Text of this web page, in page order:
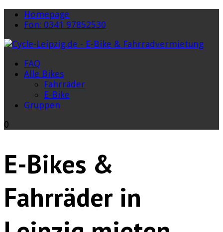
Homepage
Fon: 0341 97852530
FAQ
Alle Bikes
Fahrräder
E-Bike
Gruppen
0
E-Bikes &
Fahrräder in